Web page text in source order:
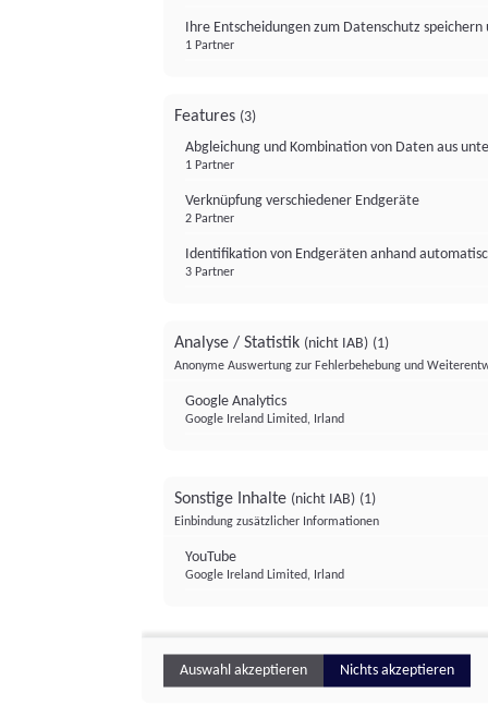
Ihre Entscheidungen zum Datenschutz
1 Partner
Features (3)
Abgleichung und Kombination von Daten aus
1 Partner
Verknüpfung verschiedener Endgeräte
2 Partner
Identifikation von Endgeräten anhand
3 Partner
Analyse / Statistik (nicht IAB) (1)
Anonyme Auswertung zur Fehlerbehebung und
Google Analytics
Google Ireland Limited, Irland
Sonstige Inhalte (nicht IAB) (1)
Einbindung zusätzlicher Informationen
YouTube
Google Ireland Limited, Irland
Auswahl akzeptieren Nichts akzeptieren